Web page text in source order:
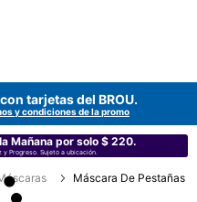
tarjetas del BROU.
y condiciones de la promo
Mañana por solo $ 220.
y Progreso. Sujeto a ubicación.
Máscara De Pestañas